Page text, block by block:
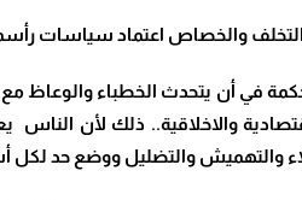
والخصاص اعتماد سياسات
حكمة في أن يتحدث الخطباء والوعاظ
والاخلاقية.. ذلك لأن
والتهميش والتضليل ووضع حد لكل